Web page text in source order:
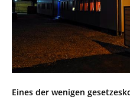
Eines der wenigen